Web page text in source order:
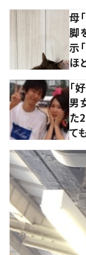
母
脚
示
ほ
「
男
た
て